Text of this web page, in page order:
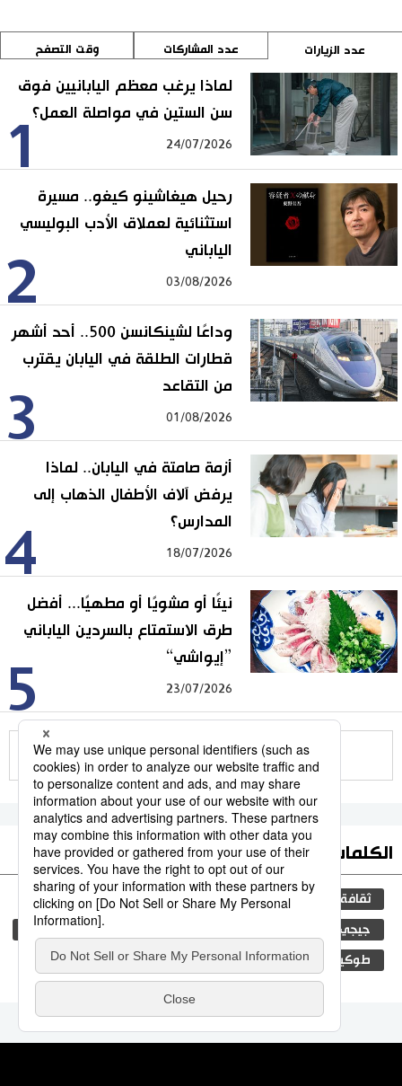
عدد الزيارات عدد المشاركات وقت التصفح
1
لماذا يرغب معظم اليابانيين فوق
سن الستين في مواصلة العمل؟
24/07/2026
2
رحيل هيغاشينو كيغو.. مسيرة
استثنائية لعملاق الأدب البوليسي
الياباني
03/08/2026
3
وداعًا لشينكانسن 500.. أحد أشهر
قطارات الطلقة في اليابان يقترب
من التقاعد
01/08/2026
4
أزمة صامتة في اليابان.. لماذا
يرفض آلاف الأطفال الذهاب إلى
المدارس؟
18/07/2026
5
نيئًا أو مشويًا أو مطهيًا... أفضل
طرق الاستمتاع بالسردين الياباني
”إيواشي“
23/07/2026
للمزيد
الكلمات الأكثر بحثا
ثقافة التعليم الياباني اليابان مجتمع
جيجي برس المطبخ الياباني
طوكيو الجنس